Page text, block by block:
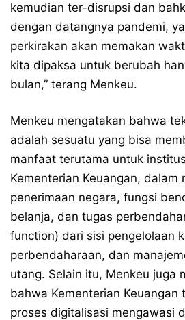
kemudian ter-disrupsi dan
dengan datangnya pandemi,
perkirakan akan memakan
kita dipaksa untuk berubah
bulan,” terang Menkeu.
Menkeu mengatakan bahwa
adalah sesuatu yang bisa
manfaat terutama untuk
Kementerian Keuangan, dalam
penerimaan negara, fungsi
belanja, dan tugas
function) dari sisi pengelolaan
perbendaharaan, dan
utang. Selain itu, Menkeu juga
bahwa Kementerian Keuangan
proses digitalisasi mengawasi